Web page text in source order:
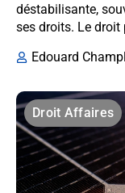
déstabilisante,
ses droits. Le droit
Edouard
Droit Affaires